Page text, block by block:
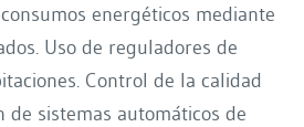
energéticos mediante
Uso de reguladores de
Control de la calidad
de sistemas automáticos de